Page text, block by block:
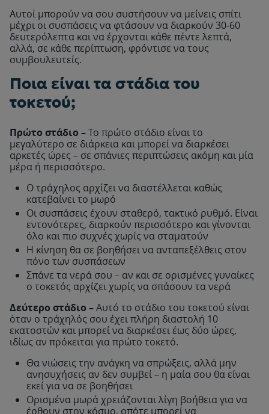
Αυτοί μπορούν να σου συστήσουν να μείνεις σπίτι
μέχρι οι συσπάσεις να φτάσουν να διαρκούν 30-60
δευτερόλεπτα και να έρχονται κάθε πέντε λεπτά,
αλλά, σε κάθε περίπτωση, φρόντισε να τους
συμβουλευτείς.
Ποια είναι τα στάδια του
τοκετού;
Πρώτο στάδιο –Το πρώτο στάδιο είναι το
μεγαλύτερο σε διάρκεια και μπορεί να διαρκέσει
αρκετές ώρες – σε σπάνιες περιπτώσεις ακόμη και μία
μέρα ή περισσότερο.
Ο τράχηλος αρχίζει να διαστέλλεται καθώς
κατεβαίνει το μωρό
Οι συσπάσεις έχουν σταθερό, τακτικό ρυθμό. Είναι
εντονότερες, διαρκούν περισσότερο και γίνονται
όλο και πιο συχνές χωρίς να σταματούν
Η κίνηση θα σε βοηθήσει να ανταπεξέλθεις στον
πόνο των συσπάσεων
Σπάνε τα νερά σου – αν και σε ορισμένες γυναίκες
ο τοκετός αρχίζει χωρίς να σπάσουν τα νερά
Δεύτερο στάδιο –Αυτό το στάδιο του τοκετού είναι
όταν ο τράχηλός σου έχει πλήρη διαστολή 10
εκατοστών και μπορεί να διαρκέσει έως δύο ώρες,
ιδίως αν πρόκειται για πρώτο τοκετό.
Θα νιώσεις την ανάγκη να σπρώξεις, αλλά μην
ανησυχήσεις αν δεν συμβεί – η μαία σου θα είναι
εκεί για να σε βοηθήσει
Ορισμένα μωρά χρειάζονται λίγη βοήθεια για να
έρθουν στον κόσμο, οπότε μπορεί να